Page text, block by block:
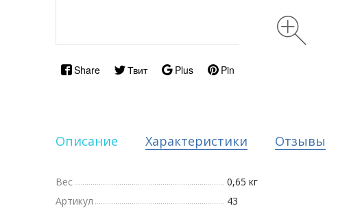
Share Твит Plus Pin
Описание Характеристики Отзывы
Вес
0,65 кг
Артикул
43